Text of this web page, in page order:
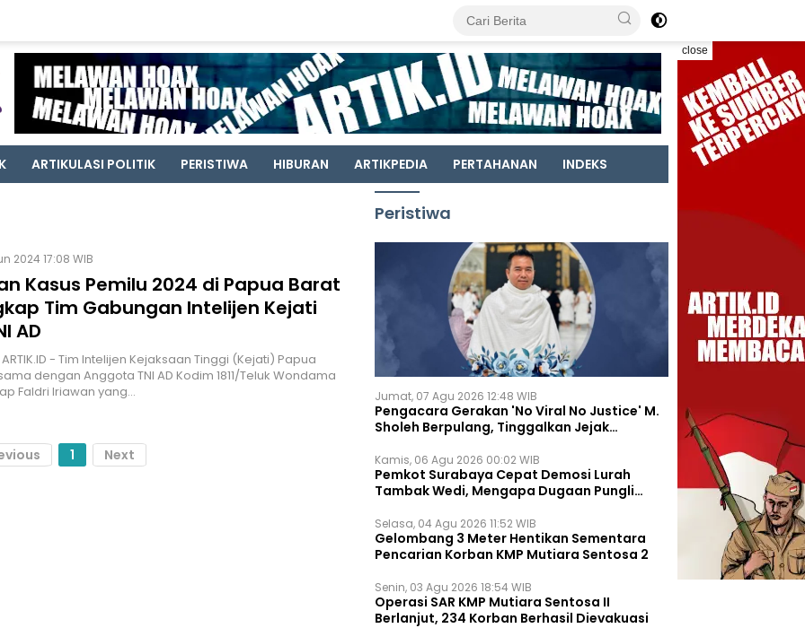
close
ARTIKULASI POLITIK PERISTIWA HIBURAN ARTIKPEDIA PERTAHANAN INDEKS
2024 17:08 WIB
Kasus Pemilu 2024 di Papua Barat
Tim Gabungan Intelijen Kejati
AD
ARTIK.ID - Tim Intelijen Kejaksaan Tinggi (Kejati) Papua
dengan Anggota TNI AD Kodim 1811/Teluk Wondama
Faldri Iriawan yang…
1 Next
Peristiwa
Jumat, 07 Agu 2026 12:48 WIB
Pengacara Gerakan 'No Viral No Justice' M.
Sholeh Berpulang, Tinggalkan Jejak
Kamis, 06 Agu 2026 00:02 WIB
Pemkot Surabaya Cepat Demosi Lurah
Tambak Wedi, Mengapa Dugaan Pungli
Selasa, 04 Agu 2026 11:52 WIB
Gelombang 3 Meter Hentikan Sementara
Pencarian Korban KMP Mutiara Sentosa 2
Senin, 03 Agu 2026 18:54 WIB
Operasi SAR KMP Mutiara Sentosa II
Berlanjut, 234 Korban Berhasil Dievakuasi